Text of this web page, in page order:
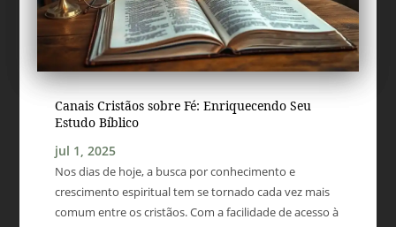
Canais Cristãos sobre Fé: Enriquecendo Seu
Estudo Bíblico
jul 1, 2025
Nos dias de hoje, a busca por conhecimento e
crescimento espiritual tem se tornado cada vez mais
comum entre os cristãos. Com a facilidade de acesso à